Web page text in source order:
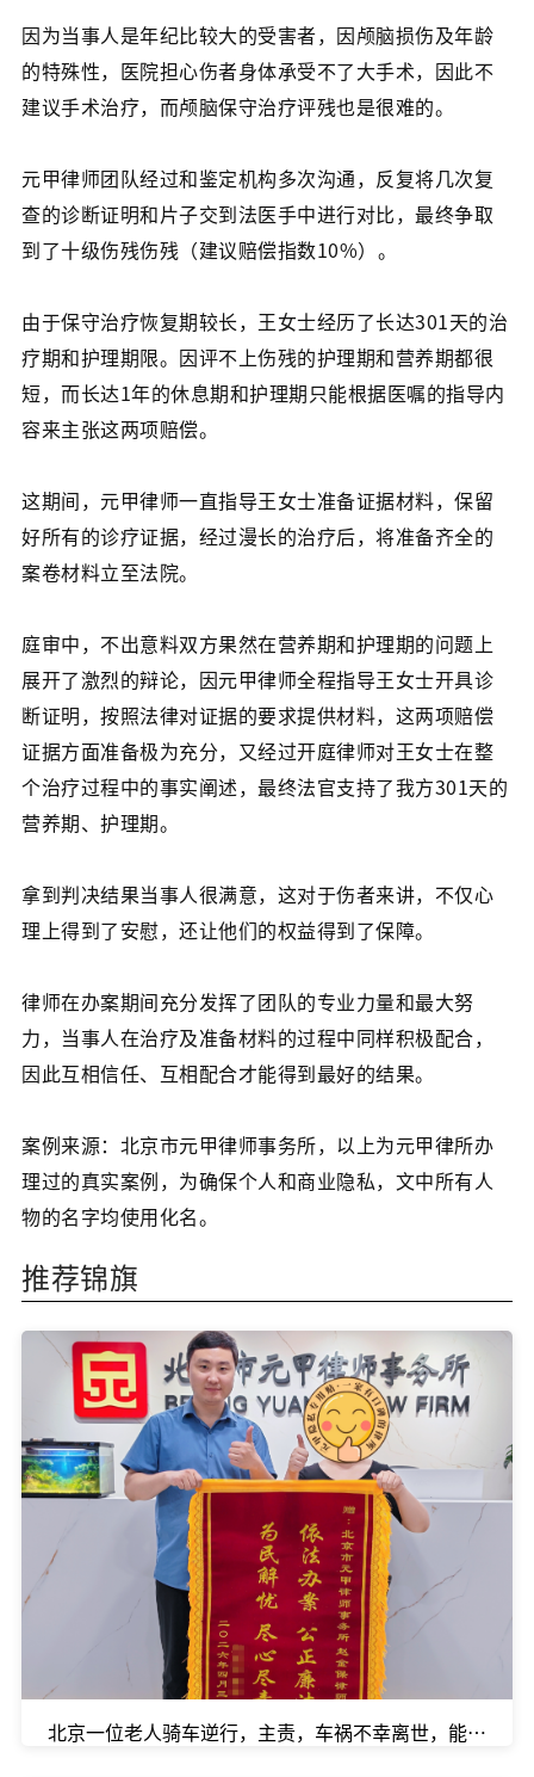
因为当事人是年纪比较大的受害者，因颅脑损伤及年龄
的特殊性，医院担心伤者身体承受不了大手术，因此不
建议手术治疗，而颅脑保守治疗评残也是很难的。
元甲律师团队经过和鉴定机构多次沟通，反复将几次复
查的诊断证明和片子交到法医手中进行对比，最终争取
到了十级伤残伤残（建议赔偿指数10%）。
由于保守治疗恢复期较长，王女士经历了长达301天的治
疗期和护理期限。因评不上伤残的护理期和营养期都很
短，而长达1年的休息期和护理期只能根据医嘱的指导内
容来主张这两项赔偿。
这期间，元甲律师一直指导王女士准备证据材料，保留
好所有的诊疗证据，经过漫长的治疗后，将准备齐全的
案卷材料立至法院。
庭审中，不出意料双方果然在营养期和护理期的问题上
展开了激烈的辩论，因元甲律师全程指导王女士开具诊
断证明，按照法律对证据的要求提供材料，这两项赔偿
证据方面准备极为充分，又经过开庭律师对王女士在整
个治疗过程中的事实阐述，最终法官支持了我方301天的
营养期、护理期。
拿到判决结果当事人很满意，这对于伤者来讲，不仅心
理上得到了安慰，还让他们的权益得到了保障。
律师在办案期间充分发挥了团队的专业力量和最大努
力，当事人在治疗及准备材料的过程中同样积极配合，
因此互相信任、互相配合才能得到最好的结果。
案例来源：北京市元甲律师事务所，以上为元甲律所办
理过的真实案例，为确保个人和商业隐私，文中所有人
物的名字均使用化名。
推荐锦旗
北京一位老人骑车逆行，主责，车祸不幸离世，能拿到多